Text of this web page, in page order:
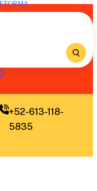
+52-613-118-
5835